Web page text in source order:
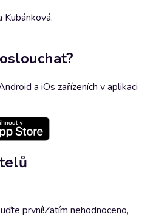
Kubánková.
a iOs zařízeních v aplikaci
první!Zatím nehodnoceno,